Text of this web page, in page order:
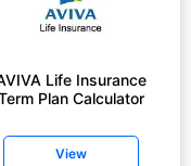
1 crore term life
with no pre-existing
to nearest 10
Life Insurance
Plan Calculator
View